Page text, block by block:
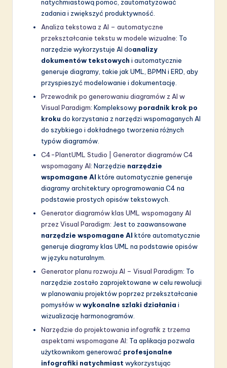
natychmiastową pomoc, zautomatyzować
zadania i zwiększyć produktywność.
Analiza tekstowa z AI – automatyczne
przekształcanie tekstu w modele wizualne: To
narzędzie wykorzystuje AI doanalizy
dokumentów tekstowych i automatycznie
generuje diagramy, takie jak UML, BPMN i ERD, aby
przyspieszyć modelowanie i dokumentację.
Przewodnik po generowaniu diagramów z AI w
Visual Paradigm: Kompleksowy poradnik krok po
kroku do korzystania z narzędzi wspomaganych AI
do szybkiego i dokładnego tworzenia różnych
typów diagramów.
C4-PlantUML Studio | Generator diagramów C4
wspomagany AI: Narzędzie narzędzie
wspomagane AI które automatycznie generuje
diagramy architektury oprogramowania C4 na
podstawie prostych opisów tekstowych.
Generator diagramów klas UML wspomagany AI
przez Visual Paradigm: Jest to zaawansowane
narzędzie wspomagane AI które automatycznie
generuje diagramy klas UML na podstawie opisów
w języku naturalnym.
Generator planu rozwoju AI – Visual Paradigm: To
narzędzie zostało zaprojektowane w celu rewolucji
w planowaniu projektów poprzez przekształcanie
pomysłów wwykonalne szlaki działania i
wizualizację harmonogramów.
Narzędzie do projektowania infografik z trzema
aspektami wspomagane AI: Ta aplikacja pozwala
użytkownikom generować profesjonalne
infografiki natychmiast wykorzystując